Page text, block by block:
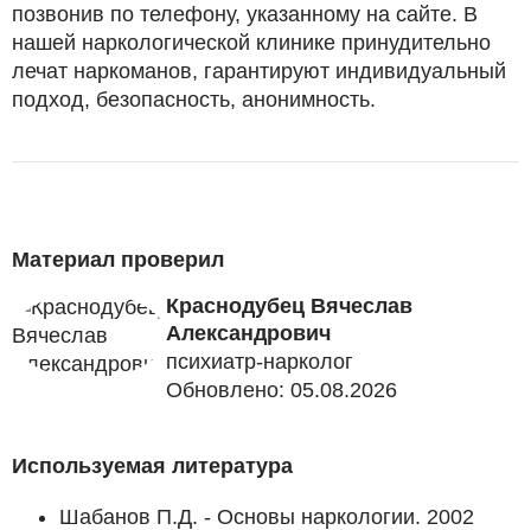
позвонив по телефону, указанному на сайте. В
нашей наркологической клинике принудительно
лечат наркоманов, гарантируют индивидуальный
подход, безопасность, анонимность.
Материал проверил
Краснодубец Вячеслав
Александрович
психиатр-нарколог
Обновлено: 05.08.2026
Используемая литература
Шабанов П.Д. - Основы наркологии. 2002